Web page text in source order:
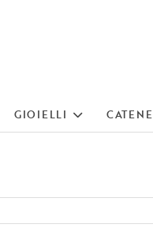
GIOIELLI CATENE